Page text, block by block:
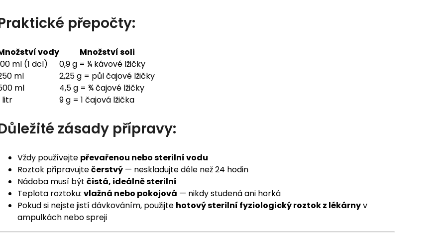
přepočty:
vody
Množství soli
ml (1 dcl)
0,9 g = ¼ kávové lžičky
ml
2,25 g = půl čajové lžičky
ml
4,5 g = ¾ čajové lžičky
litr
9 g = 1 čajová lžička
zásady přípravy:
Vždy používejte převařenou nebo sterilní vodu
Roztok připravujtečerstvý — neskladujte déle než 24 hodin
Nádoba musí být čistá, ideálně sterilní
Teplota roztoku: vlažná nebo pokojová — nikdy studená ani horká
Pokud si nejste jistí dávkováním, použijte hotový sterilní fyziologický roztok z lékárnyv
ampulkách nebo spreji